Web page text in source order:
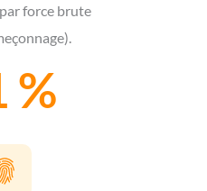
force brute
%